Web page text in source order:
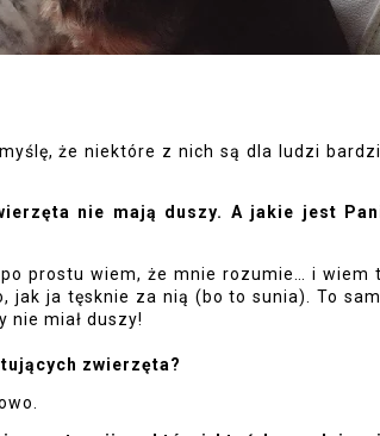
że niektóre z nich są dla ludzi
nie mają duszy. A jakie jest
prostu wiem, że mnie rozumie… i wiem
jak ja tęsknie za nią (bo to sunia). To
nie miał duszy!
zwierzęta?